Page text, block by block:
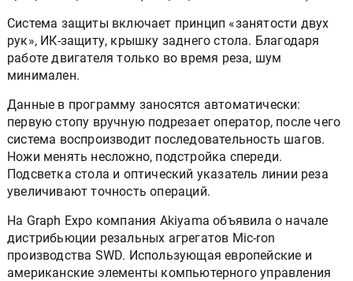
Система защиты включает принцип «занятости двух
рук», ИК-защиту, крышку заднего стола. Благодаря
работе двигателя только во время реза, шум
минимален.
Данные в программу заносятся автоматически:
первую стопу вручную подрезает оператор, после чего
система воспроизводит последовательность шагов.
Ножи менять несложно, подстройка спереди.
Подсветка стола и оптический указатель линии реза
увеличивают точность операций.
На Graph Expo компания Akiyama объявила о начале
дистрибьюции резальных агрегатов Mic-ron
производства SWD. Использующая европейские и
американские элементы компьютерного управления